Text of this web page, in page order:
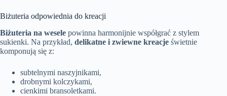
Biżuteria odpowiednia do kreacji
Biżuteria na wesele powinna harmonijnie współgrać z stylem
sukienki. Na przykład, delikatne i zwiewne kreacje świetnie
komponują się z:
subtelnymi naszyjnikami,
drobnymi kolczykami,
cienkimi bransoletkami.